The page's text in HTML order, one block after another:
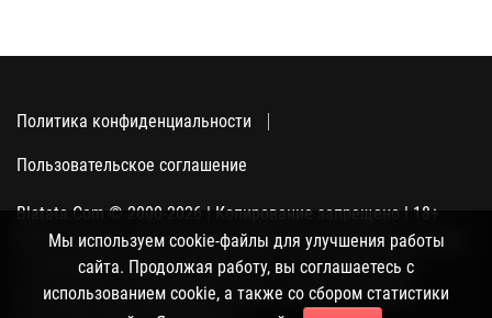
Политика конфиденциальности
Пользовательское соглашение
Blatata.Com © 2000-2026 | Копирование запрещено | 18+
Использование сайта подразумевает ваше полное согласие
с политикой конфиденциальности, пользовательским
соглашением и поддержкой куки, а также со сбором
Мы используем cookie-файлы для улучшения работы
сайта. Продолжая работу, вы соглашаетесь с
использованием cookie, а также со сбором статистики